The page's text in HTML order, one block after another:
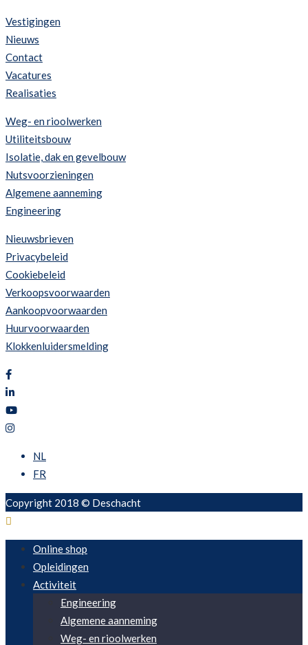
Vestigingen
Nieuws
Contact
Vacatures
Realisaties
Weg- en rioolwerken
Utiliteitsbouw
Isolatie, dak en gevelbouw
Nutsvoorzieningen
Algemene aanneming
Engineering
Nieuwsbrieven
Privacybeleid
Cookiebeleid
Verkoopsvoorwaarden
Aankoopvoorwaarden
Huurvoorwaarden
Klokkenluidersmelding
NL
FR
Copyright 2018 © Deschacht
Online shop
Opleidingen
Activiteit
Engineering
Algemene aanneming
Weg- en rioolwerken